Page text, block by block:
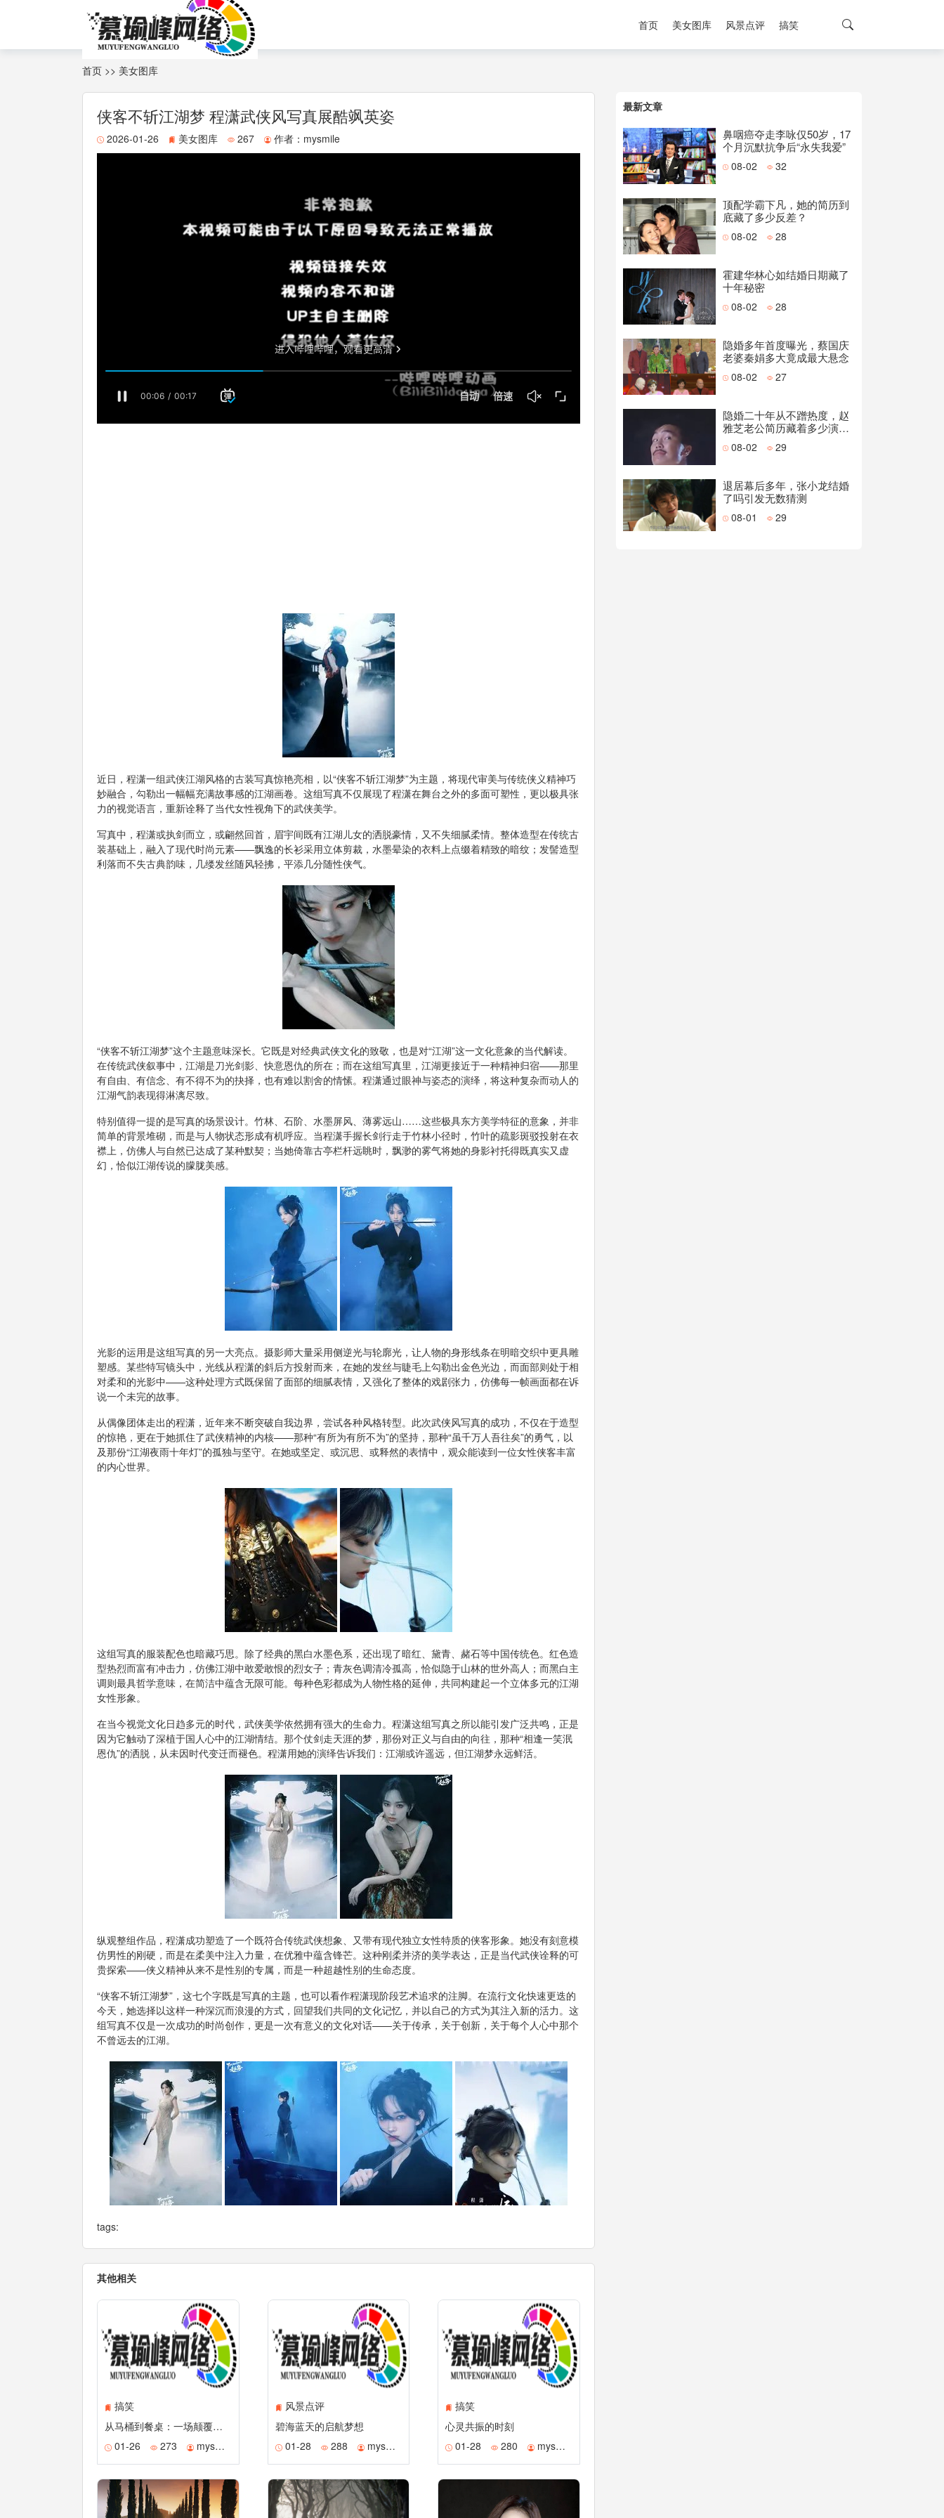
首页 美女图库 风景点评 搞笑
首页 >> 美女图库
侠客不斩江湖梦 程潇武侠风写真展酷飒英姿
2026-01-26 美女图库 267 作者： mysmile
近日，程潇一组武侠江湖风格的古装写真惊艳亮相，以“侠客不斩江湖梦”为主题，将现代审美与传统侠义精神巧
妙融合，勾勒出一幅幅充满故事感的江湖画卷。这组写真不仅展现了程潇在舞台之外的多面可塑性，更以极具张
力的视觉语言，重新诠释了当代女性视角下的武侠美学。
写真中，程潇或执剑而立，或翩然回首，眉宇间既有江湖儿女的洒脱豪情，又不失细腻柔情。整体造型在传统古
装基础上，融入了现代时尚元素——飘逸的长衫采用立体剪裁，水墨晕染的衣料上点缀着精致的暗纹；发髻造型
利落而不失古典韵味，几缕发丝随风轻拂，平添几分随性侠气。
“侠客不斩江湖梦”这个主题意味深长。它既是对经典武侠文化的致敬，也是对“江湖”这一文化意象的当代解读。
在传统武侠叙事中，江湖是刀光剑影、快意恩仇的所在；而在这组写真里，江湖更接近于一种精神归宿——那里
有自由、有信念、有不得不为的抉择，也有难以割舍的情愫。程潇通过眼神与姿态的演绎，将这种复杂而动人的
江湖气韵表现得淋漓尽致。
特别值得一提的是写真的场景设计。竹林、石阶、水墨屏风、薄雾远山……这些极具东方美学特征的意象，并非
简单的背景堆砌，而是与人物状态形成有机呼应。当程潇手握长剑行走于竹林小径时，竹叶的疏影斑驳投射在衣
襟上，仿佛人与自然已达成了某种默契；当她倚靠古亭栏杆远眺时，飘渺的雾气将她的身影衬托得既真实又虚
幻，恰似江湖传说的朦胧美感。
光影的运用是这组写真的另一大亮点。摄影师大量采用侧逆光与轮廓光，让人物的身形线条在明暗交织中更具雕
塑感。某些特写镜头中，光线从程潇的斜后方投射而来，在她的发丝与睫毛上勾勒出金色光边，而面部则处于相
对柔和的光影中——这种处理方式既保留了面部的细腻表情，又强化了整体的戏剧张力，仿佛每一帧画面都在诉
说一个未完的故事。
从偶像团体走出的程潇，近年来不断突破自我边界，尝试各种风格转型。此次武侠风写真的成功，不仅在于造型
的惊艳，更在于她抓住了武侠精神的内核——那种“有所为有所不为”的坚持，那种“虽千万人吾往矣”的勇气，以
及那份“江湖夜雨十年灯”的孤独与坚守。在她或坚定、或沉思、或释然的表情中，观众能读到一位女性侠客丰富
的内心世界。
这组写真的服装配色也暗藏巧思。除了经典的黑白水墨色系，还出现了暗红、黛青、赭石等中国传统色。红色造
型热烈而富有冲击力，仿佛江湖中敢爱敢恨的烈女子；青灰色调清冷孤高，恰似隐于山林的世外高人；而黑白主
调则最具哲学意味，在简洁中蕴含无限可能。每种色彩都成为人物性格的延伸，共同构建起一个立体多元的江湖
女性形象。
在当今视觉文化日趋多元的时代，武侠美学依然拥有强大的生命力。程潇这组写真之所以能引发广泛共鸣，正是
因为它触动了深植于国人心中的江湖情结。那个仗剑走天涯的梦，那份对正义与自由的向往，那种“相逢一笑泯
恩仇”的洒脱，从未因时代变迁而褪色。程潇用她的演绎告诉我们：江湖或许遥远，但江湖梦永远鲜活。
纵观整组作品，程潇成功塑造了一个既符合传统武侠想象、又带有现代独立女性特质的侠客形象。她没有刻意模
仿男性的刚硬，而是在柔美中注入力量，在优雅中蕴含锋芒。这种刚柔并济的美学表达，正是当代武侠诠释的可
贵探索——侠义精神从来不是性别的专属，而是一种超越性别的生命态度。
“侠客不斩江湖梦”，这七个字既是写真的主题，也可以看作程潇现阶段艺术追求的注脚。在流行文化快速更迭的
今天，她选择以这样一种深沉而浪漫的方式，回望我们共同的文化记忆，并以自己的方式为其注入新的活力。这
组写真不仅是一次成功的时尚创作，更是一次有意义的文化对话——关于传承，关于创新，关于每个人心中那个
不曾远去的江湖。
tags:
其他相关
搞笑
从马桶到餐桌：一场颠覆感官的文化碰撞之旅
01-26
273 mysmile
风景点评
碧海蓝天的启航梦想
01-28
288 mysmile
搞笑
心灵共振的时刻
01-28
280 mysmile
最新文章
鼻咽癌夺走李咏仅50岁，17
个月沉默抗争后“永失我爱”
08-02 32
顶配学霸下凡，她的简历到
底藏了多少反差？
08-02 28
霍建华林心如结婚日期藏了
十年秘密
08-02 28
隐婚多年首度曝光，蔡国庆
老婆秦娟多大竟成最大悬念
08-02 27
隐婚二十年从不蹭热度，赵
雅芝老公简历藏着多少演技
08-02 29
退居幕后多年，张小龙结婚
了吗引发无数猜测
08-01 29